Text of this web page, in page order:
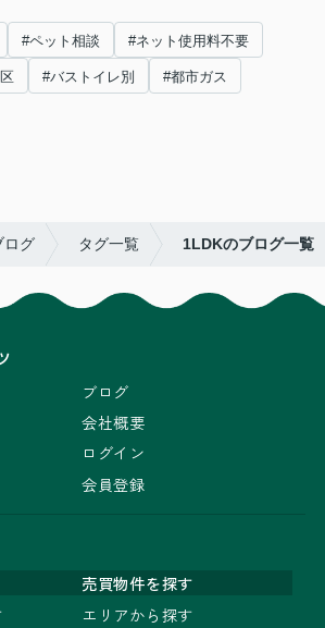
#ペット相談 #ネット使用料不要
#バストイレ別 #都市ガス
ログ タグ一覧 1LDKのブログ一覧
ブログ
会社概要
ログイン
会員登録
売買物件を探す
エリアから探す